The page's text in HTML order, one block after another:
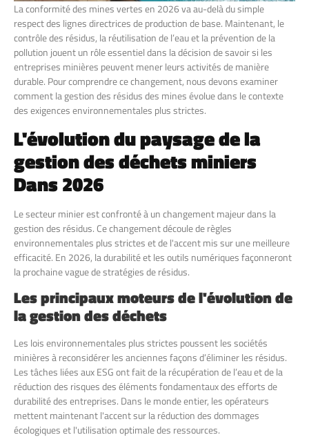
La conformité des mines vertes en 2026 va au-delà du simple
respect des lignes directrices de production de base. Maintenant, le
contrôle des résidus, la réutilisation de l’eau et la prévention de la
pollution jouent un rôle essentiel dans la décision de savoir si les
entreprises minières peuvent mener leurs activités de manière
durable. Pour comprendre ce changement, nous devons examiner
comment la gestion des résidus des mines évolue dans le contexte
des exigences environnementales plus strictes.
L'évolution du paysage de la
gestion des déchets miniers
Dans2026
Le secteur minier est confronté à un changement majeur dans la
gestion des résidus. Ce changement découle de règles
environnementales plus strictes et de l'accent mis sur une meilleure
efficacité. En 2026, la durabilité et les outils numériques façonneront
la prochaine vague de stratégies de résidus.
Les principaux moteurs de l'évolution de
la gestion des déchets
Les lois environnementales plus strictes poussent les sociétés
minières à reconsidérer les anciennes façons d’éliminer les résidus.
Les tâches liées aux ESG ont fait de la récupération de l’eau et de la
réduction des risques des éléments fondamentaux des efforts de
durabilité des entreprises. Dans le monde entier, les opérateurs
mettent maintenant l'accent sur la réduction des dommages
écologiques et l'utilisation optimale des ressources.